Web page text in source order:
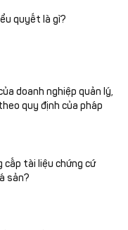
quyết là gì?
doanh nghiệp quản lý,
quy định của pháp
cấp tài liệu chứng cứ
sản?